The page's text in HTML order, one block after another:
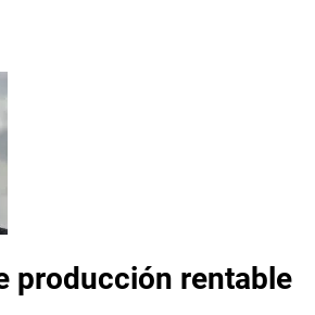
producción rentable